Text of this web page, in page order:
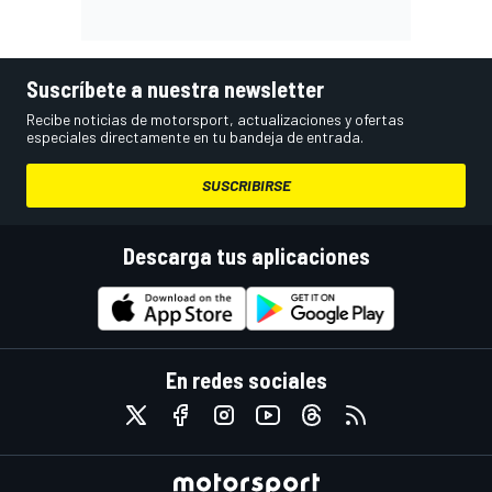
Suscríbete a nuestra newsletter
Recibe noticias de motorsport, actualizaciones y ofertas
especiales directamente en tu bandeja de entrada.
SUSCRIBIRSE
Descarga tus aplicaciones
En redes sociales